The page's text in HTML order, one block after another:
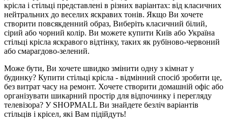
крісла і стільці представлені в різних варіантах: від класичних
нейтральних до веселих яскравих тонів. Якщо Ви хочете
створити повсякденний образ, Виберіть класичний білий,
сірий або чорний колір. Ви можете купити Київ або Україна
стільці крісла яскравого відтінку, таких як рубіново-червоний
або смарагдово-зелений.
Може бути, Ви хочете швидко змінити одну з кімнат у
будинку? Купити стільці крісла - відмінний спосіб зробити це,
без витрат часу на ремонт. Хочете створити домашній офіс або
організувати шикарний простір для відпочинку і перегляду
телевізора? У SHOPMALL Ви знайдете безліч варіантів
стільців і крісел, які Вам підійдуть!